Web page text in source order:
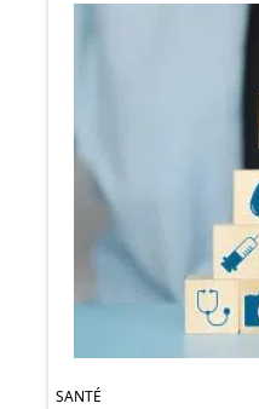
SANTÉ